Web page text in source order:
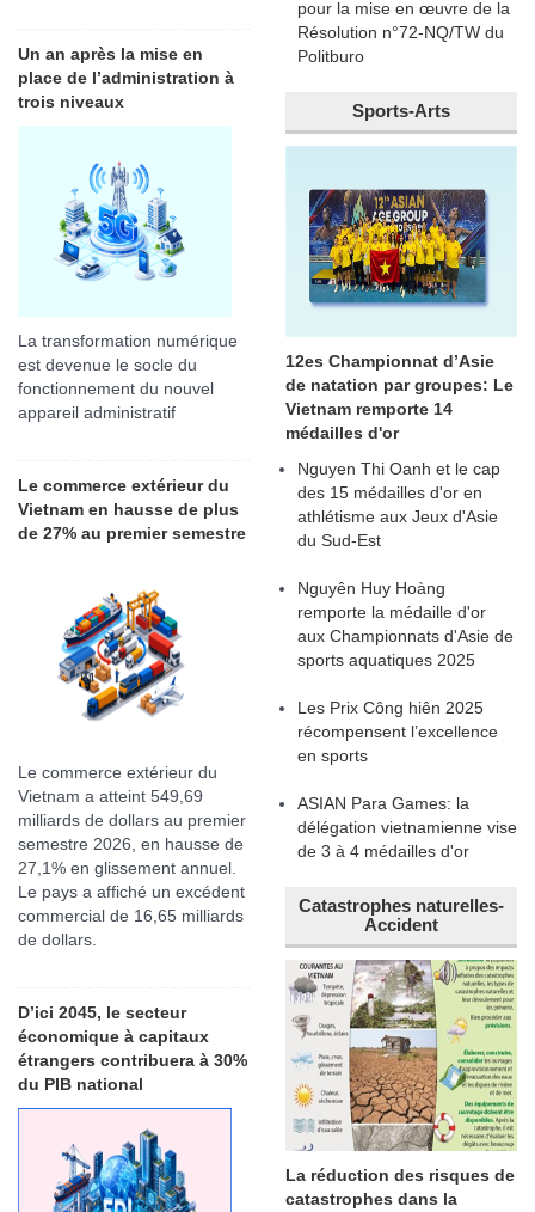
Un an après la mise en
place de l’administration à
trois niveaux
La transformation numérique
est devenue le socle du
fonctionnement du nouvel
appareil administratif
Le commerce extérieur du
Vietnam en hausse de plus
de 27% au premier semestre
Le commerce extérieur du
Vietnam a atteint 549,69
milliards de dollars au premier
semestre 2026, en hausse de
27,1% en glissement annuel.
Le pays a affiché un excédent
commercial de 16,65 milliards
de dollars.
D’ici 2045, le secteur
économique à capitaux
étrangers contribuera à 30%
du PIB national
pour la mise en œuvre de la
Résolution n°72-NQ/TW du
Politburo
Sports-Arts
12es Championnat d’Asie
de natation par groupes: Le
Vietnam remporte 14
médailles d'or
Nguyen Thi Oanh et le cap
des 15 médailles d'or en
athlétisme aux Jeux d'Asie
du Sud-Est
Nguyên Huy Hoàng
remporte la médaille d'or
aux Championnats d'Asie de
sports aquatiques 2025
Les Prix Công hiên 2025
récompensent l’excellence
en sports
ASIAN Para Games: la
délégation vietnamienne vise
de 3 à 4 médailles d'or
Catastrophes naturelles-
Accident
La réduction des risques de
catastrophes dans la